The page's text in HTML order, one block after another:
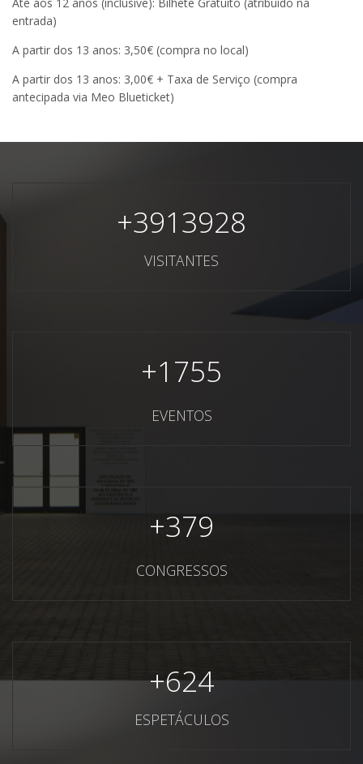
entrada)
A partir dos 13 anos: 3,50€ (compra no local)
A partir dos 13 anos: 3,00€ + Taxa de Serviço (compra
antecipada via Meo Blueticket)
+3913928
VISITANTES
+1755
EVENTOS
+379
CONGRESSOS
+624
ESPETÁCULOS